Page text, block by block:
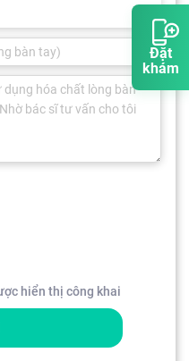
Đặt
khám
hiển thị công khai